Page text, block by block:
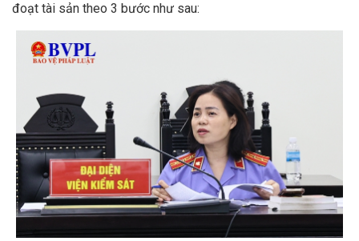
đoạt tài sản theo 3 bước như sau: